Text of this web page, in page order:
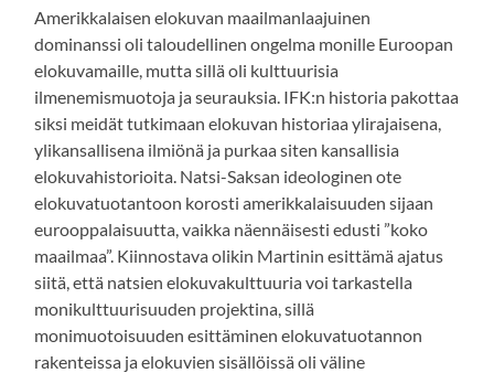
Amerikkalaisen elokuvan maailmanlaajuinen
dominanssi oli taloudellinen ongelma monille Euroopan
elokuvamaille, mutta sillä oli kulttuurisia
ilmenemismuotoja ja seurauksia. IFK:n historia pakottaa
siksi meidät tutkimaan elokuvan historiaa ylirajaisena,
ylikansallisena ilmiönä ja purkaa siten kansallisia
elokuvahistorioita. Natsi-Saksan ideologinen ote
elokuvatuotantoon korosti amerikkalaisuuden sijaan
eurooppalaisuutta, vaikka näennäisesti edusti ”koko
maailmaa”. Kiinnostava olikin Martinin esittämä ajatus
siitä, että natsien elokuvakulttuuria voi tarkastella
monikulttuurisuuden projektina, sillä
monimuotoisuuden esittäminen elokuvatuotannon
rakenteissa ja elokuvien sisällöissä oli väline